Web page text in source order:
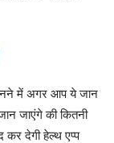
में अगर आप ये जान
जाएंगे की कितनी
देगी हेल्थ एप्प